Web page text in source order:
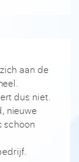
aan de
dus niet.
nieuwe
schoon